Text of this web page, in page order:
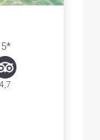
5*
4,7